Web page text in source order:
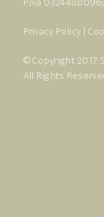
Privacy Policy |
© Copyright 2017
All Rights